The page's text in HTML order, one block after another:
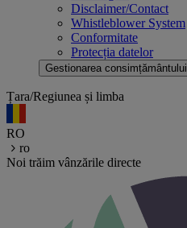
Disclaimer/Contact
Whistleblower System
Conformitate
Protecția datelor
Gestionarea consimțământului
Țara/Regiunea și limba
RO
ro
Noi trăim vânzările directe